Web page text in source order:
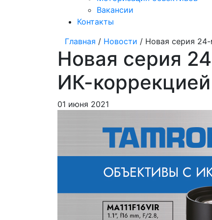
Вакансии
Контакты
Главная / Новости / Новая серия
Новая серия
ИК-
01 июня 2021